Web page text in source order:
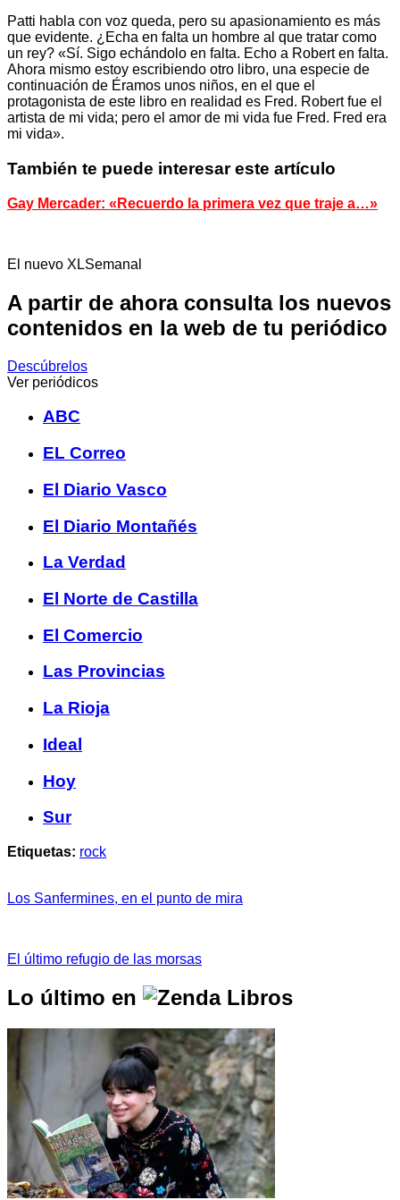
Patti habla con voz queda, pero su apasionamiento es más
que evidente. ¿Echa en falta un hombre al que tratar como
un rey? «Sí. Sigo echándolo en falta. Echo a Robert en falta.
Ahora mismo estoy escribiendo otro libro, una especie de
continuación de Éramos unos niños, en el que el
protagonista de este libro en realidad es Fred. Robert fue el
artista de mi vida; pero el amor de mi vida fue Fred. Fred era
mi vida».
También te puede interesar este artículo
Gay Mercader: «Recuerdo la primera vez que traje a…»
El nuevo XLSemanal
A partir de ahora consulta los nuevos
contenidos en la web de tu periódico
Descúbrelos
Ver periódicos
ABC
EL Correo
El Diario Vasco
El Diario Montañés
La Verdad
El Norte de Castilla
El Comercio
Las Provincias
La Rioja
Ideal
Hoy
Sur
Etiquetas: rock
Los Sanfermines, en el punto de mira
El último refugio de las morsas
Lo último en